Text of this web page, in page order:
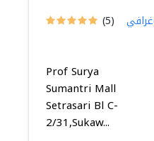
(5)
Prof Surya
Sumantri Mall
Setrasari Bl C-
2/31,Sukaw...